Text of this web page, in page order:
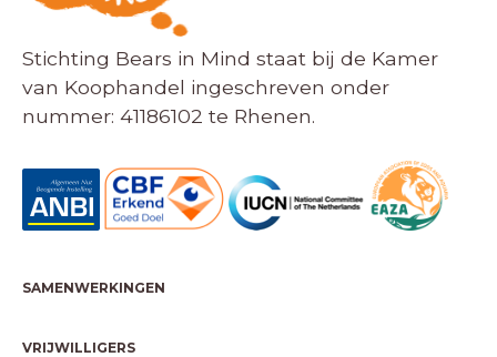
Stichting Bears in Mind staat bij de Kamer
van Koophandel ingeschreven onder
nummer: 41186102 te Rhenen.
SAMENWERKINGEN
VRIJWILLIGERS